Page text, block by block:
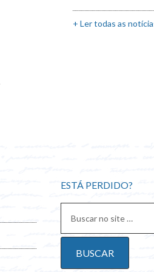
+ Ler todas as
ESTÁ PERDIDO?